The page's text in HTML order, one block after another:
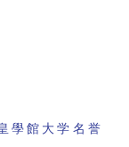
學館大学名誉